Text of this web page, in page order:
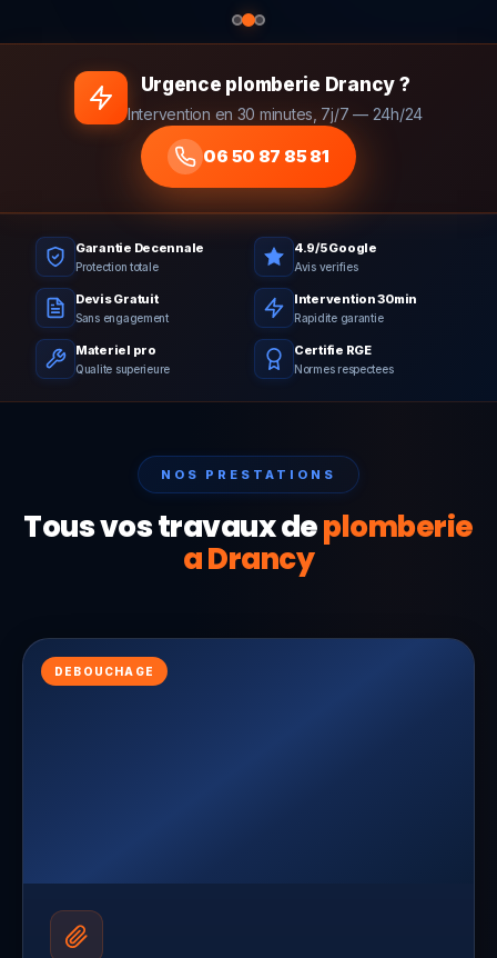
Urgence plomberie Drancy ?
Intervention en 30 minutes, 7j/7 — 24h/24
06 50 87 85 81
Garantie Decennale
Protection totale
4.9/5 Google
Avis verifies
Devis Gratuit
Sans engagement
Intervention 30min
Rapidite garantie
Materiel pro
Qualite superieure
Certifie RGE
Normes respectees
NOS PRESTATIONS
Tous vos travaux deplomberie
a Drancy
DEBOUCHAGE